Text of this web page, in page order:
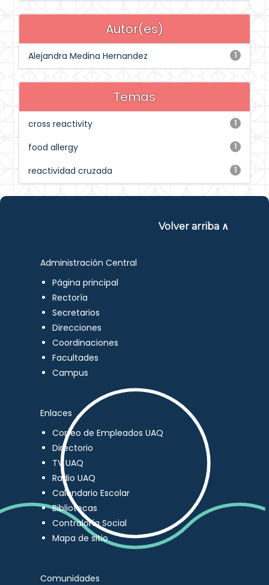
Autor(es)
1
Alejandra Medina Hernandez
Temas
1
cross reactivity
1
food allergy
1
reactividad cruzada
Volver arriba ∧
Administración Central
Página principal
Rectoría
Secretarios
Direcciones
Coordinaciones
Facultades
Campus
Enlaces
Correo de Empleados UAQ
Directorio
TV UAQ
Radio UAQ
Calendario Escolar
Bibliotecas
Contraloría Social
Mapa de sitio
Comunidades